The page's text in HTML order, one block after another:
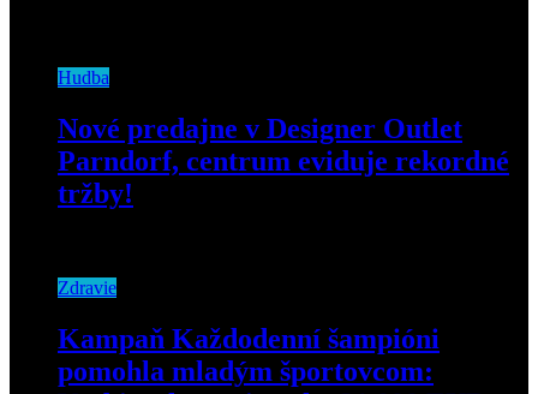
Hudba
Nové predajne v Designer Outlet
Parndorf, centrum eviduje rekordné
tržby!
Zdravie
Kampaň Každodenní šampióni
pomohla mladým športovcom: